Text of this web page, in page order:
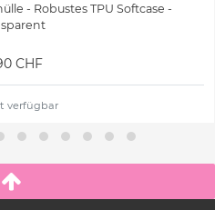
- Robustes TPU Softcase -
CHF
verfügbar